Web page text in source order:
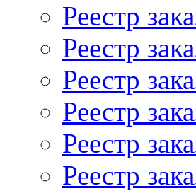
Реестр
Реестр
Реестр
Реестр
Реестр
Реестр